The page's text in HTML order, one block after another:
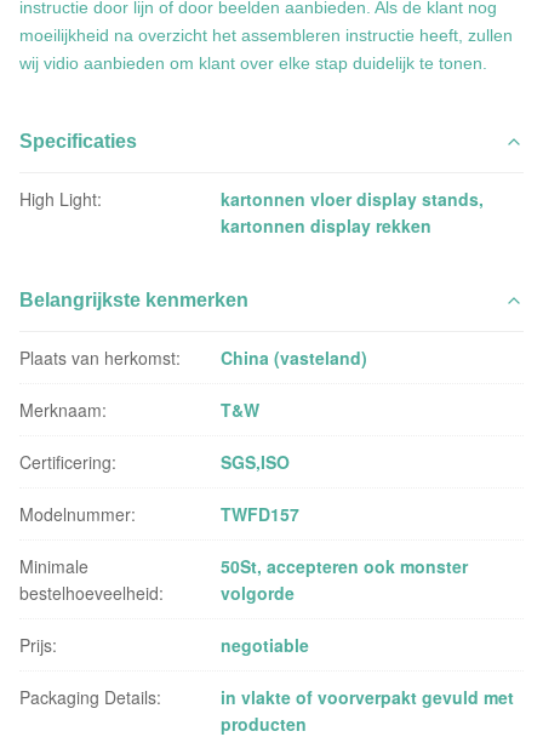
instructie door lijn of door beelden aanbieden. Als de klant nog
moeilijkheid na overzicht het assembleren instructie heeft, zullen
wij vidio aanbieden om klant over elke stap duidelijk te tonen.
Specificaties
High Light: kartonnen vloer display stands,
kartonnen display rekken
Belangrijkste kenmerken
Plaats van herkomst: China (vasteland)
Merknaam: T&W
Certificering: SGS,ISO
Modelnummer: TWFD157
Minimale
bestelhoeveelheid:
50St, accepteren ook monster
volgorde
Prijs: negotiable
Packaging Details:
in vlakte of voorverpakt gevuld met
producten